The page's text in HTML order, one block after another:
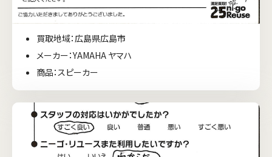
買取地域：広島県広島市
メーカー：YAMAHA ヤマハ
商品：スピーカー